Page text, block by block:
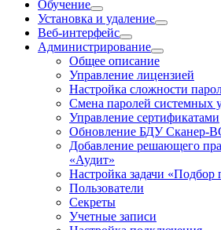
Обучение
Установка и удаление
Веб-интерфейс
Администрирование
Общее описание
Управление лицензией
Настройка сложности
Смена паролей системных
Управление сертификатами
Обновление БДУ Сканер-
Добавление решающего
«Аудит»
Настройка задачи «Подбор
Пользователи
Секреты
Учетные записи